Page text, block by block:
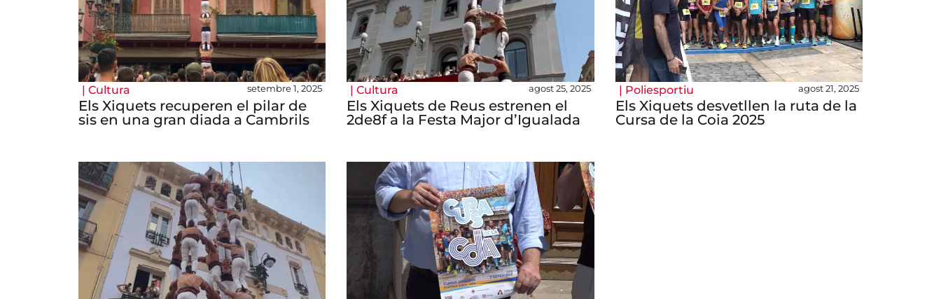
| Cultura setembre 1, 2025
Els Xiquets recuperen el pilar de
sis en una gran diada a Cambrils
| Cultura agost 25, 2025
Els Xiquets de Reus estrenen el
2de8f a la Festa Major d’Igualada
| Poliesportiu agost 21, 2025
Els Xiquets desvetllen la ruta de la
Cursa de la Coia 2025